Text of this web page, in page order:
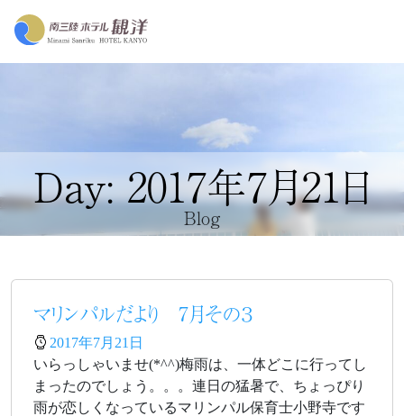
Day: 2017年7月21日
Blog
マリンパルだより 7月その３
2017年7月21日
いらっしゃいませ(*^^)梅雨は、一体どこに行ってし
まったのでしょう。。。連日の猛暑で、ちょっぴり
雨が恋しくなっているマリンパル保育士小野寺です